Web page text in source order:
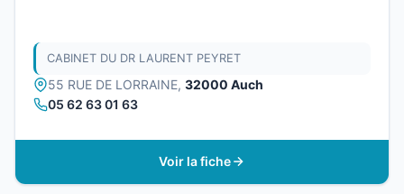
CABINET DU DR LAURENT PEYRET
55 RUE DE LORRAINE, 32000 Auch
05 62 63 01 63
Voir la fiche